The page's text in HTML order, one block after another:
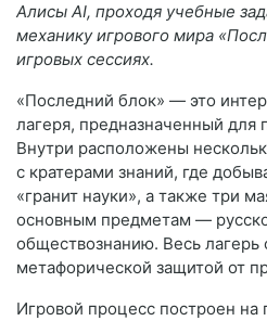
Алисы AI, проходя учебные
механику игрового мира
игровых сессиях.
«Последний блок» — это
лагеря, предназначенный для
Внутри расположены
с кратерами знаний, где
«гранит науки», а также три
основным предметам —
обществознанию. Весь
метафорической защитой от
Игровой процесс построен